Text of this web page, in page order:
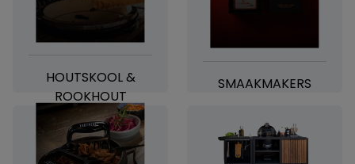
HOUTSKOOL &
ROOKHOUT
SMAAKMAKERS